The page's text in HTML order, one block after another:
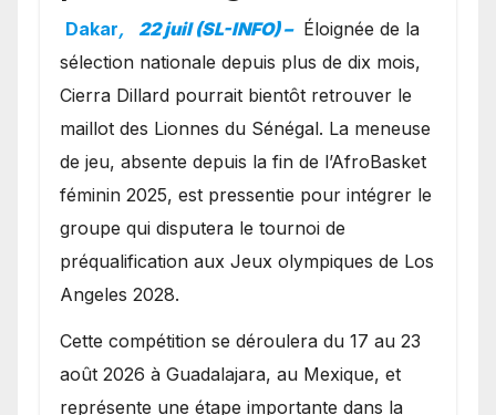
avec les Lionnes ?
Dakar, 22 juil (SL-INFO) – Éloignée de la
sélection nationale depuis plus de dix mois,
Cierra Dillard pourrait bientôt retrouver le
maillot des Lionnes du Sénégal. La meneuse
de jeu, absente depuis la fin de l’AfroBasket
féminin 2025, est pressentie pour intégrer le
groupe qui disputera le tournoi de
préqualification aux Jeux olympiques de Los
Angeles 2028.
Cette compétition se déroulera du 17 au 23
août 2026 à Guadalajara, au Mexique, et
représente une étape importante dans la